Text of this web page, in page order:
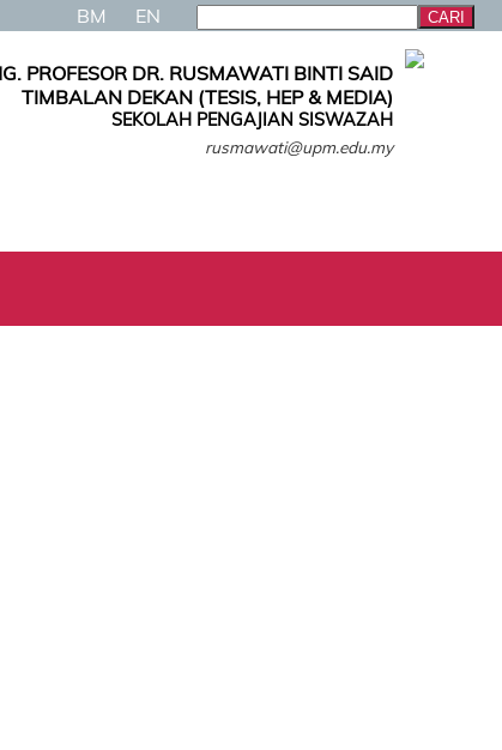
BM EN
PROFESOR DR. RUSMAWATI BINTI SAID
TIMBALAN DEKAN (TESIS, HEP & MEDIA)
SEKOLAH PENGAJIAN SISWAZAH
rusmawati@upm.edu.my